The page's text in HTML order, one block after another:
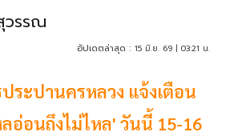
วรรณ
อัปเดตล่าสุด : 15 มิ.ย. 69 | 03:21 น.
ระปานครหลวง แจ้งเตือน
อ่อนถึงไม่ไหล' วันนี้ 15-16